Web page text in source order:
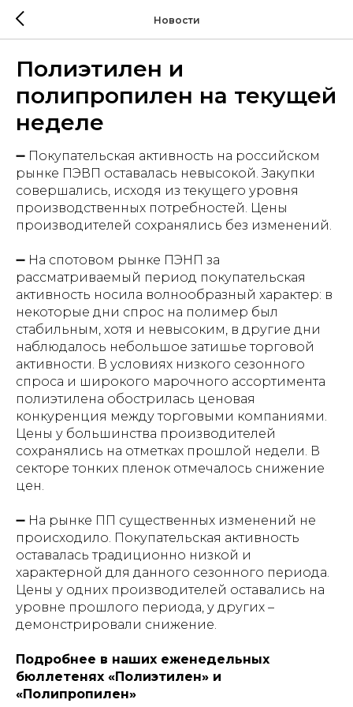
Новости
Полиэтилен и
полипропилен на текущей
неделе
➖ Покупательская активность на российском
рынке ПЭВП оставалась невысокой. Закупки
совершались, исходя из текущего уровня
производственных потребностей. Цены
производителей сохранялись без изменений.
➖ На спотовом рынке ПЭНП за
рассматриваемый период покупательская
активность носила волнообразный характер: в
некоторые дни спрос на полимер был
стабильным, хотя и невысоким, в другие дни
наблюдалось небольшое затишье торговой
активности. В условиях низкого сезонного
спроса и широкого марочного ассортимента
полиэтилена обострилась ценовая
конкуренция между торговыми компаниями.
Цены у большинства производителей
сохранялись на отметках прошлой недели. В
секторе тонких пленок отмечалось снижение
цен.
➖ На рынке ПП существенных изменений не
происходило. Покупательская активность
оставалась традиционно низкой и
характерной для данного сезонного периода.
Цены у одних производителей оставались на
уровне прошлого периода, у других –
демонстрировали снижение.
Подробнее в наших еженедельных
бюллетенях «Полиэтилен» и
«Полипропилен»